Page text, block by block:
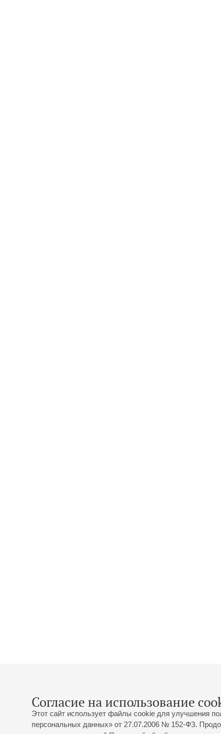
Согласие на использование
Этот сайт использует файлы cookie для улучшения
персональных данных» от 27.07.2006 № 152-ФЗ.